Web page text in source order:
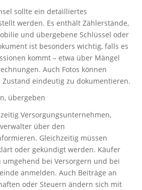
sollte ein detailliertes
werden. Es enthält Zählerstände,
und übergebene Schlüssel oder
ist besonders wichtig, falls es
kommt – etwa über Mängel
Auch Fotos können
eindeutig zu dokumentieren.
übergeben
Versorgungsunternehmen,
über den
Gleichzeitig müssen
oder gekündigt werden. Käufer
bei Versorgern und bei
anmelden. Auch Beiträge an
oder Steuern ändern sich mit